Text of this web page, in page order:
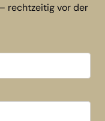
rechtzeitig vor der